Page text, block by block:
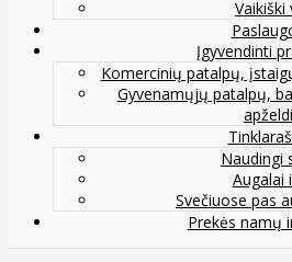
Vaikiški
Įgyvendinti
Komercinių patalpų,
Gyvenamųjų patalpų,
Naudingi
Augalai
Svečiuose pas
Prekės namų